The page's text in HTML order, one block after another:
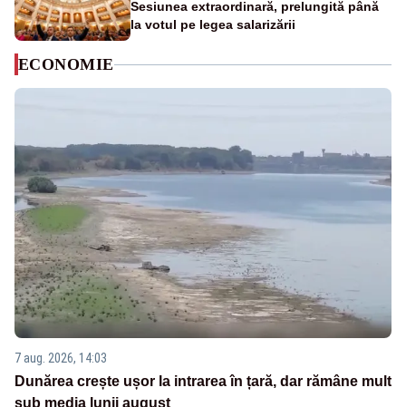
Sesiunea extraordinară, prelungită până
la votul pe legea salarizării
ECONOMIE
7 aug. 2026, 14:03
Dunărea crește ușor la intrarea în țară, dar rămâne mult
sub media lunii august